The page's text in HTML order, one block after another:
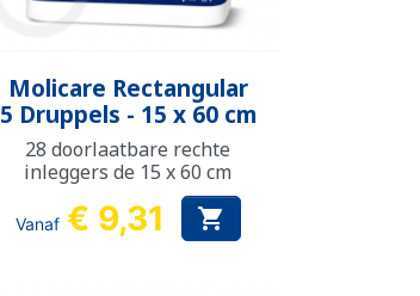
Molicare Rectangular
5 Druppels - 15 x 60 cm
28 doorlaatbare rechte
inleggers de 15 x 60 cm
Vanaf € 9,31 